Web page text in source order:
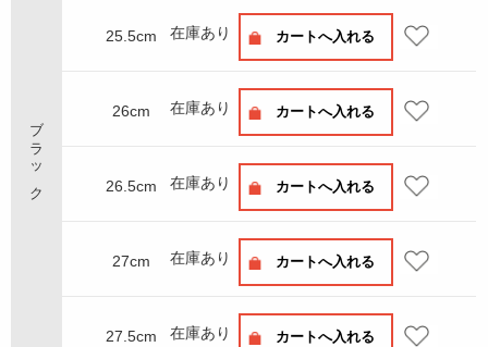
ブラック
25.5cm 在庫あり カートへ入れる
26cm 在庫あり カートへ入れる
26.5cm 在庫あり カートへ入れる
27cm 在庫あり カートへ入れる
27.5cm 在庫あり カートへ入れる